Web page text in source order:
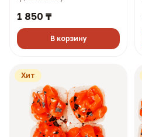
1 850 ₸
В корзину
Хит